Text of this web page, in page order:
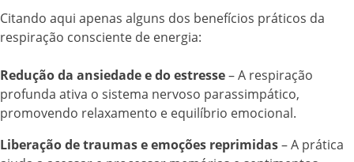
Citando aqui apenas alguns dos benefícios práticos da
respiração consciente de energia:
Redução da ansiedade e do estresse– A respiração
profunda ativa o sistema nervoso parassimpático,
promovendo relaxamento e equilíbrio emocional.
Liberação de traumas e emoções reprimidas– A prática